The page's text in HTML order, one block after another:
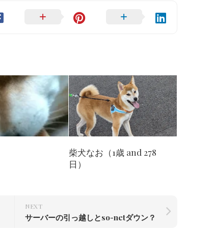
柴犬なお（1歳 and 278
日）
NEXT
サーバーの引っ越しとso-netダウン？